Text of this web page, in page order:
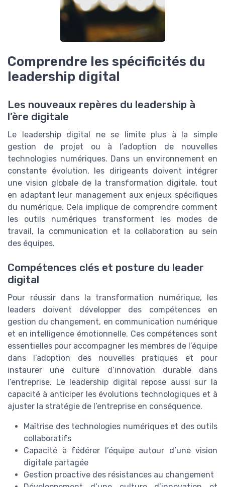
Comprendre les spécificités du
leadership digital
Les nouveaux repères du leadership à
l’ère digitale
Le leadership digital ne se limite plus à la simple
gestion de projet ou à l’adoption de nouvelles
technologies numériques. Dans un environnement en
constante évolution, les dirigeants doivent intégrer
une vision globale de la transformation digitale, tout
en adaptant leur management aux enjeux spécifiques
du numérique. Cela implique de comprendre comment
les outils numériques transforment les modes de
travail, la communication et la collaboration au sein
des équipes.
Compétences clés et posture du leader
digital
Pour réussir dans la transformation numérique, les
leaders doivent développer des compétences en
gestion du changement, en communication numérique
et en intelligence émotionnelle. Ces compétences sont
essentielles pour accompagner les membres de l’équipe
dans l’adoption des nouvelles pratiques et pour
instaurer une culture d’innovation durable dans
l’entreprise. Le leadership digital repose aussi sur la
capacité à anticiper les évolutions technologiques et à
ajuster la stratégie de l’entreprise en conséquence.
Maîtrise des technologies numériques et des outils
collaboratifs
Capacité à fédérer l’équipe autour d’une vision
digitale partagée
Gestion proactive des résistances au changement